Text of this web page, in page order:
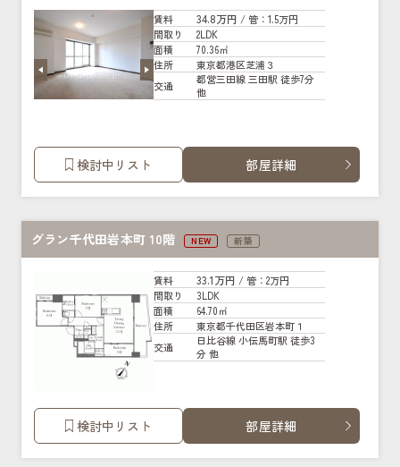
賃料 34.8万円 / 管：1.5万円
間取り
2LDK
面積
70.36㎡
住所
東京都港区芝浦３
交通
都営三田線 三田駅 徒歩7分
他
検討中リスト 部屋詳細
グラン千代田岩本町 10階 NEW 新築
賃料 33.1万円 / 管：2万円
間取り
3LDK
面積
64.70㎡
住所
東京都千代田区岩本町１
交通
日比谷線 小伝馬町駅 徒歩3
分 他
検討中リスト 部屋詳細